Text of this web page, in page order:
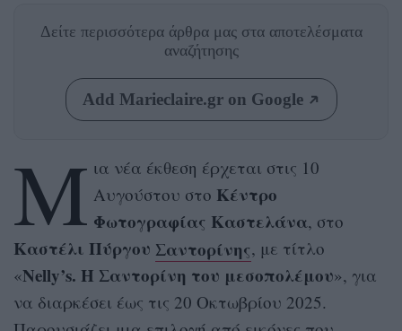
Δείτε περισσότερα άρθρα μας στα αποτελέσματα
αναζήτησης
Add Marieclaire.gr on Google
Μ ια νέα έκθεση έρχεται στις 10
Αυγούστου στο Κέντρο
Φωτογραφίας Καστελάνα, στο
Καστέλι Πύργου Σαντορίνης, με τίτλο
«Nelly’s. Η Σαντορίνη του μεσοπολέμου», για
να διαρκέσει έως τις 20 Οκτωβρίου 2025.